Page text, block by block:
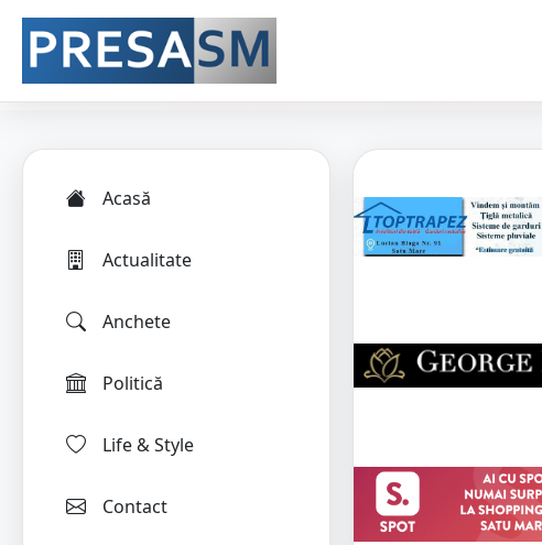
Acasă
Actualitate
Anchete
Politică
Life & Style
Contact